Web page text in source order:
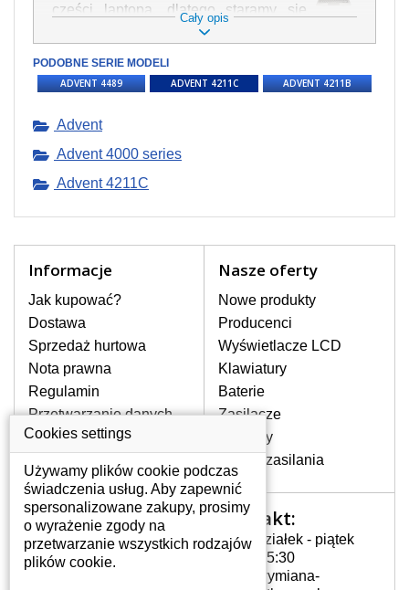
części laptopa, dlatego staramy się,
żeby był jak najwyższej jakości. Służy
on do wyświetlania tekstu lub obrazu w
różnych formach. Ponieważ może łatwo
ulec uszkodzeniu, należy obchodzić się
najczęstszych uszkodzeń można
rozbity lub pęknięty ekran, następnie
pojawiające się pionowe pasy, ciemny
ekran, migotanie lub nierównomierną
LCD MATRYCE
NAJWYZSZEJ JAKOŚCI!
W naszym magazynie przez
cały okres gwarancji posiadamy
wyłącznie wysokiej jakości
oryginalne matryce klasy A+ bez
wadliwych pikseli.
JAK WYBRAĆ ODPOWIEDNI EKRAN
DO LAPTOPA ADVENT 4211-C?
Odpowiedni ekran można dobrać do
konkretnego modelu laptopa, którego
oznaczenie można znaleźć na naklejce
na spodzie laptopa lub pod baterią, bywa
również umieszczone na ramkach lub
obudowie klawiatury. Jeżeli zepsuty lub
pęknięty ekran został zdemontowany, w
tym przypadku model laptopa znajdziesz
Cały opis
PODOBNE SERIE MODELI
ADVENT 4489
ADVENT 4211C ADVENT 4211B
Advent
Advent 4000 series
Advent 4211C
Informacje
Jak kupować?
Dostawa
Sprzedaż hurtowa
Nota prawna
Regulamin
Przetwarzanie danych
osobowych
Gdzie nas znajdziesz
Nasze oferty
Nowe produkty
Producenci
Wyświetlacze LCD
Klawiatury
Baterie
Zasilacze
Zawiasy
Złącza zasilania
Twoje konto
Twoje konto
Dane osobowe
Kontakt:
Poniedziałek - piątek
7:00 - 15:30
info@wymiana-
Cookies settings
Używamy plików cookie podczas
świadczenia usług. Aby zapewnić
spersonalizowane zakupy, prosimy
o wyrażenie zgody na
przetwarzanie wszystkich rodzajów
plików cookie.